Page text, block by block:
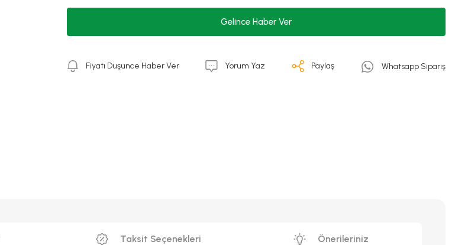
Gelince Haber Ver
Fiyatı Düşünce Haber Ver Yorum Yaz Paylaş Whatsapp Sipariş
Taksit Seçenekleri Önerileriniz